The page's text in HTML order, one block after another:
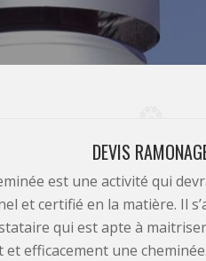
DEVIS
est une activité qui
et certifié en la matière. Il
qui est apte à
efficacement une